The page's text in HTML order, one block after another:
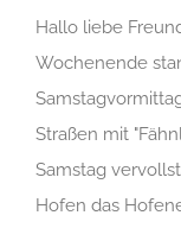
Hallo liebe
Wochenende
Straßen mit
Samstag
Hofen das